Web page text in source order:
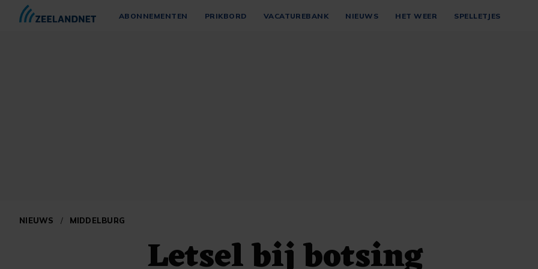
ABONNEMENTEN PRIKBORD VACATUREBANK NIEUWS HET WEER SPELLETJES
NIEUWS / MIDDELBURG